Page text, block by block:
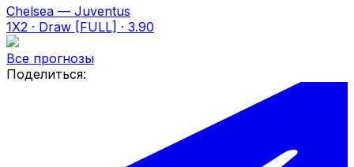
Chelsea — Juventus
1X2 · Draw [FULL] · 3.90
Все прогнозы
Поделиться: